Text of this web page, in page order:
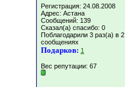
Регистрация: 24.08.2008
Адрес: Астана
Сообщений: 139
Сказал(а) спасибо: 0
Поблагодарили 3 раз(а) в 2
сообщениях
Подарков: 1
Вес репутации: 67